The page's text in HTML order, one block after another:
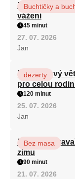
Hrnková
vážení
Buchtičky a
45 minut
27. 07. 2026
Jan
Karamelový
pro celou
dezerty
120 minut
25. 07. 2026
Jan
Babiččino
zimu
Bez masa
90 minut
21. 07. 2026